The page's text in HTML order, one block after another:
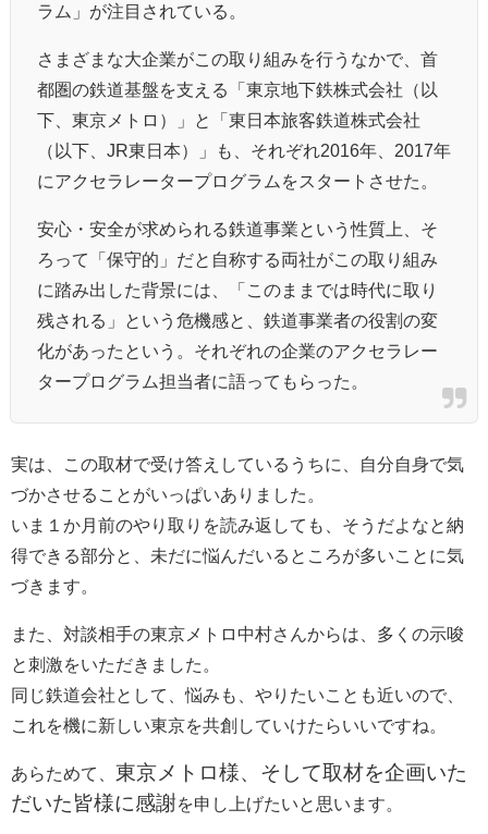
ラム」が注目されている。
さまざまな大企業がこの取り組みを行うなかで、首
都圏の鉄道基盤を支える「東京地下鉄株式会社（以
下、東京メトロ）」と「東日本旅客鉄道株式会社
（以下、JR東日本）」も、それぞれ2016年、2017年
にアクセラレータープログラムをスタートさせた。
安心・安全が求められる鉄道事業という性質上、そ
ろって「保守的」だと自称する両社がこの取り組み
に踏み出した背景には、「このままでは時代に取り
残される」という危機感と、鉄道事業者の役割の変
化があったという。それぞれの企業のアクセラレー
タープログラム担当者に語ってもらった。
実は、この取材で受け答えしているうちに、自分自身で気
づかさせることがいっぱいありました。
いま１か月前のやり取りを読み返しても、そうだよなと納
得できる部分と、未だに悩んだいるところが多いことに気
づきます。
また、対談相手の東京メトロ中村さんからは、多くの示唆
と刺激をいただきました。
同じ鉄道会社として、悩みも、やりたいことも近いので、
これを機に新しい東京を共創していけたらいいですね。
あらためて、 東京メトロ様、そして取材を企画いた
だいた皆様に感謝を申し上げたいと思います。